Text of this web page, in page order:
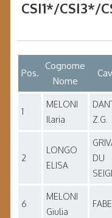
CSI1*/CSI3*/
Pos.
Cognome
Nome
1
MELONI
Ilaria
Z.G.
2
LONGO
ELISA
DU
6
MELONI
Giulia